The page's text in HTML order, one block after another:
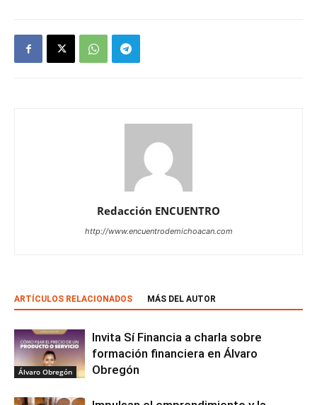
Redacción ENCUENTRO
http://www.encuentrodemichoacan.com
ARTÍCULOS RELACIONADOS MÁS DEL AUTOR
Álvaro Obregón
Invita Sí Financia a charla sobre
formación financiera en Álvaro
Obregón